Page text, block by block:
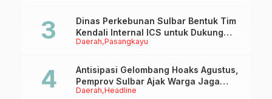
Daerah Pasangkayu
Dinas Perkebunan Sulbar Bentuk Tim
Kendali Internal ICS untuk Dukung
Sertifikasi ISPO Pekebun di
Daerah Headline
Antisipasi Gelombang Hoaks Agustus,
Pemprov Sulbar Ajak Warga Jaga
Ruang Digital